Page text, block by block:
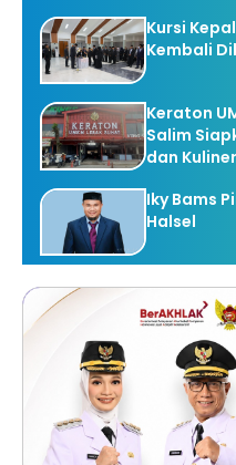
Kursi
Kembali
Keraton
Salim
dan
Iky Bams
Halsel